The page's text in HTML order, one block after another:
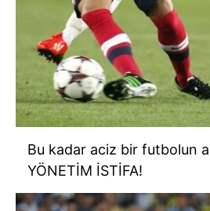
Bu kadar aciz bir futbolun
YÖNETİM İSTİFA!